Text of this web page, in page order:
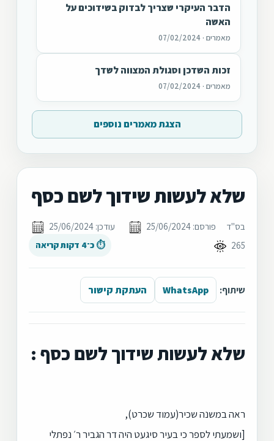
הדבר העיקרי שצריך לבדוק בשידוכים על
האשה
מאמרים · 07/02/2024
זכות השדכן וסגולת המצווה לשדך
מאמרים · 07/02/2024
הצגת מאמרים נוספים
שלא לעשות שידוך לשם כסף
בס"ד פורסם: 25/06/2024
עודכן: 25/06/2024
265
⏱ כ־4 דקות קריאה
שיתוף: WhatsApp העתקת קישור
שלא לעשות שידוך לשם כסף :
ראה במשנה שכיר(עמוד שכרט),
[ושמעתי לספר כי בעיר סיגעט היה דר הגביר ר׳ נפתלי